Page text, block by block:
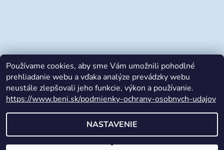
Facebook
2026 © beni.sk, všetky práva vyhradené
Používame cookies, aby sme Vám umožnili pohodlné
prehliadanie webu a vďaka analýze prevádzky webu
neustále zlepšovali jeho funkcie, výkon a používanie.
https://www.beni.sk/podmienky-ochrany-osobnych-udajov
NASTAVENIE